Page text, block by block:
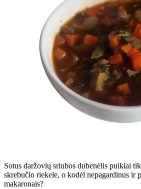
Sotus daržovių sriubos dubenėlis puikiai
skrebučio riekele, o kodėl nepagardinus ir
makaronais?